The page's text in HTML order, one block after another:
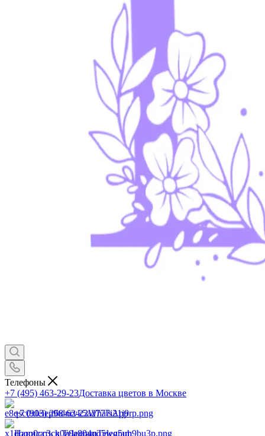
Телефоны
+7 (495) 463-29-23Доставка цветов в Москве
+7 (903) 268-62-22WhatsApp
Написать в TelegramTelegram